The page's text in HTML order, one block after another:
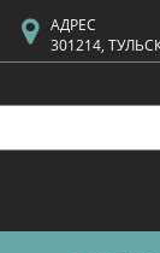
АДРЕС
301214,